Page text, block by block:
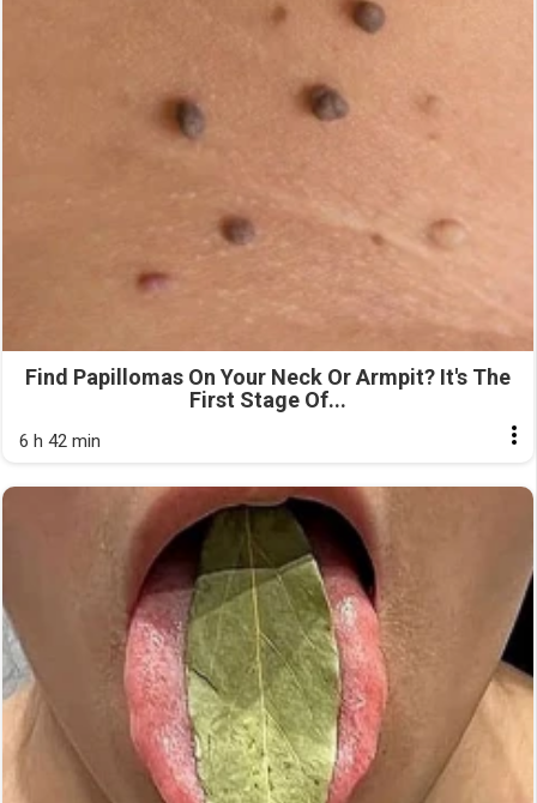
Find Papillomas On Your Neck Or Armpit? It's The
First Stage Of...
6 h 42 min